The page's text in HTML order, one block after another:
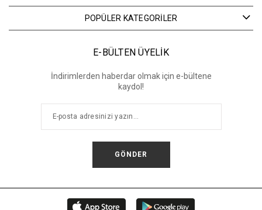
POPÜLER KATEGORİLER
E-BÜLTEN ÜYELİK
İndirimlerden haberdar olmak için e-bültene
kaydol!
GÖNDER